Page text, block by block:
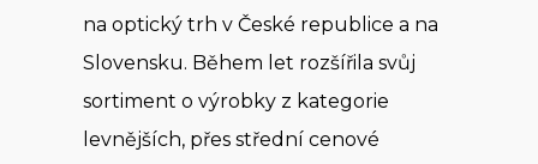
na optický trh v České republice a na
Slovensku. Během let rozšířila svůj
sortiment o výrobky z kategorie
levnějších, přes střední cenové